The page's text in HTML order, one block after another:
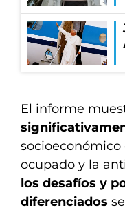
El informe
ocupado y la
los desafíos y
diferenciados